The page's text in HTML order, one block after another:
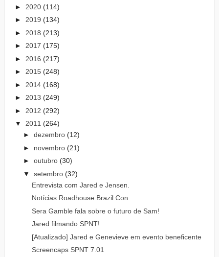
► 2020 (114)
► 2019 (134)
► 2018 (213)
► 2017 (175)
► 2016 (217)
► 2015 (248)
► 2014 (168)
► 2013 (249)
► 2012 (292)
▼ 2011 (264)
► dezembro (12)
► novembro (21)
► outubro (30)
▼ setembro (32)
Entrevista com Jared e Jensen.
Notícias Roadhouse Brazil Con
Sera Gamble fala sobre o futuro de Sam!
Jared filmando SPNT!
[Atualizado] Jared e Genevieve em evento beneficente
Screencaps SPNT 7.01